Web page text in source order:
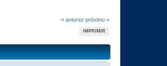
« anterior próximo »
IMPRIMIR